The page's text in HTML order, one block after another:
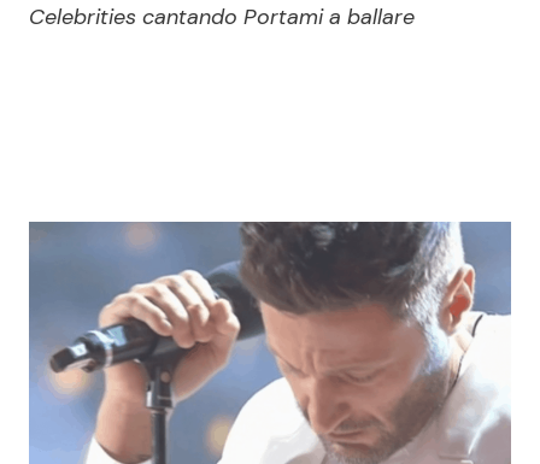
Soap Opera
News Spettacolo
Benessere Cucina e Ricette
Consigli di Cucina
Celebrities cantando Portami a ballare